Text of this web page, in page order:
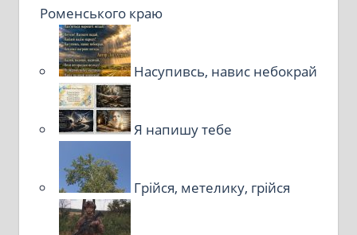
Роменського краю
Насупивсь, навис небокрай
Я напишу тебе
Грійся, метелику, грійся